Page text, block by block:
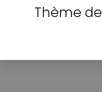
Thème de